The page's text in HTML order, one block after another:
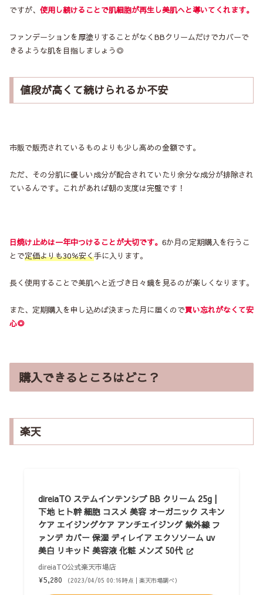
ですが、 使用し続けることで肌細胞が再生し美肌へと導いてくれます。
ファンデーションを厚塗りすることがなくBBクリームだけでカバーで
きるような肌を目指しましょう◎
値段が高くて続けられるか不安
市販で販売されているものよりも少し高めの金額です。
ただ、その分肌に優しい成分が配合されていたり余分な成分が排除され
ているんです。これがあれば朝の支度は完璧です！
日焼け止めは一年中つけることが大切です。 6か月の定期購入を行うこ
とで定価よりも30％安く手に入ります。
長く使用することで美肌へと近づき日々鏡を見るのが楽しくなります。
また、定期購入を申し込めば決まった月に届くので買い忘れがなくて安
心◎
購入できるところはどこ？
楽天
direiaTO ステムインテンシブ BB クリーム 25g |
下地 ヒト幹 細胞 コスメ 美容 オーガニック スキン
ケア エイジングケア アンチエイジング 紫外線 フ
ァンデ カバー 保湿 ディレイア エクソソーム uv
美白 リキッド 美容液 化粧 メンズ 50代
direiaTO公式楽天市場店
¥5,280
（2023/04/05 00:16時点 | 楽天市場調べ）